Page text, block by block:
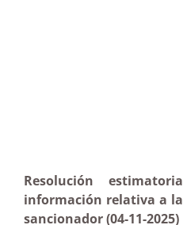
Resolución
información relativa a la
sancionador (04-11-2025)